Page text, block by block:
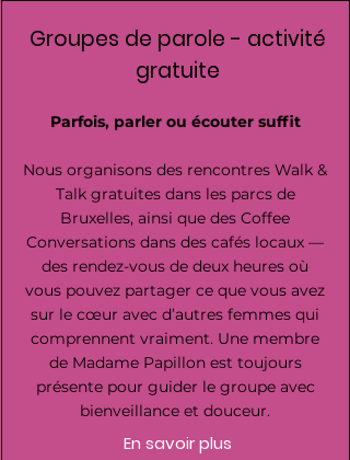
Groupes de parole - activité
gratuite
Parfois, parler ou écouter suffit
Nous organisons des rencontres Walk &
Talk gratuites dans les parcs de
Bruxelles, ainsi que des Coffee
Conversations dans des cafés locaux —
des rendez-vous de deux heures où
vous pouvez partager ce que vous avez
sur le cœur avec d’autres femmes qui
comprennent vraiment. Une membre
de Madame Papillon est toujours
présente pour guider le groupe avec
bienveillance et douceur.
En savoir plus